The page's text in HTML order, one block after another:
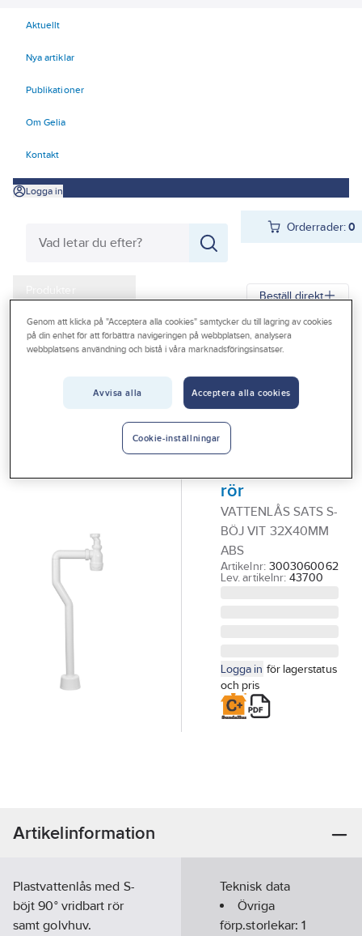
Aktuellt
Nya artiklar
Publikationer
Om Gelia
Kontakt
Logga in
Orderrader:0
Produkter
Kampanjer
Outlet
Beställ direkt
Gelia Produkter Gelia VVS Avlopp inomhus
Vattenlås
Vattenlås av
plast, S-böj,
rör
VATTENLÅS SATS S-
BÖJ VIT 32X40MM
ABS
Artikelnr: 3003060062
Lev. artikelnr: 43700
Logga in för lagerstatus
och pris
Artikelinformation
Plastvattenlås med S-
böjt 90° vridbart rör
samt golvhuv.
Teknisk data
Övriga
förp.storlekar:1
Genom att klicka på "Acceptera alla cookies" samtycker du till lagring av cookies
på din enhet för att förbättra navigeringen på webbplatsen, analysera
webbplatsens användning och bistå i våra marknadsföringsinsatser.
Avvisa alla Acceptera alla cookies
Cookie-inställningar